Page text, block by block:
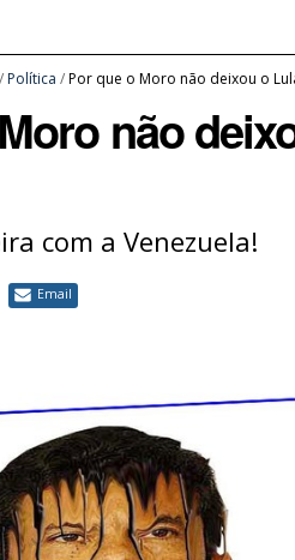
/ Política /Por que o Moro não deixou o
não
com a Venezuela!
Email